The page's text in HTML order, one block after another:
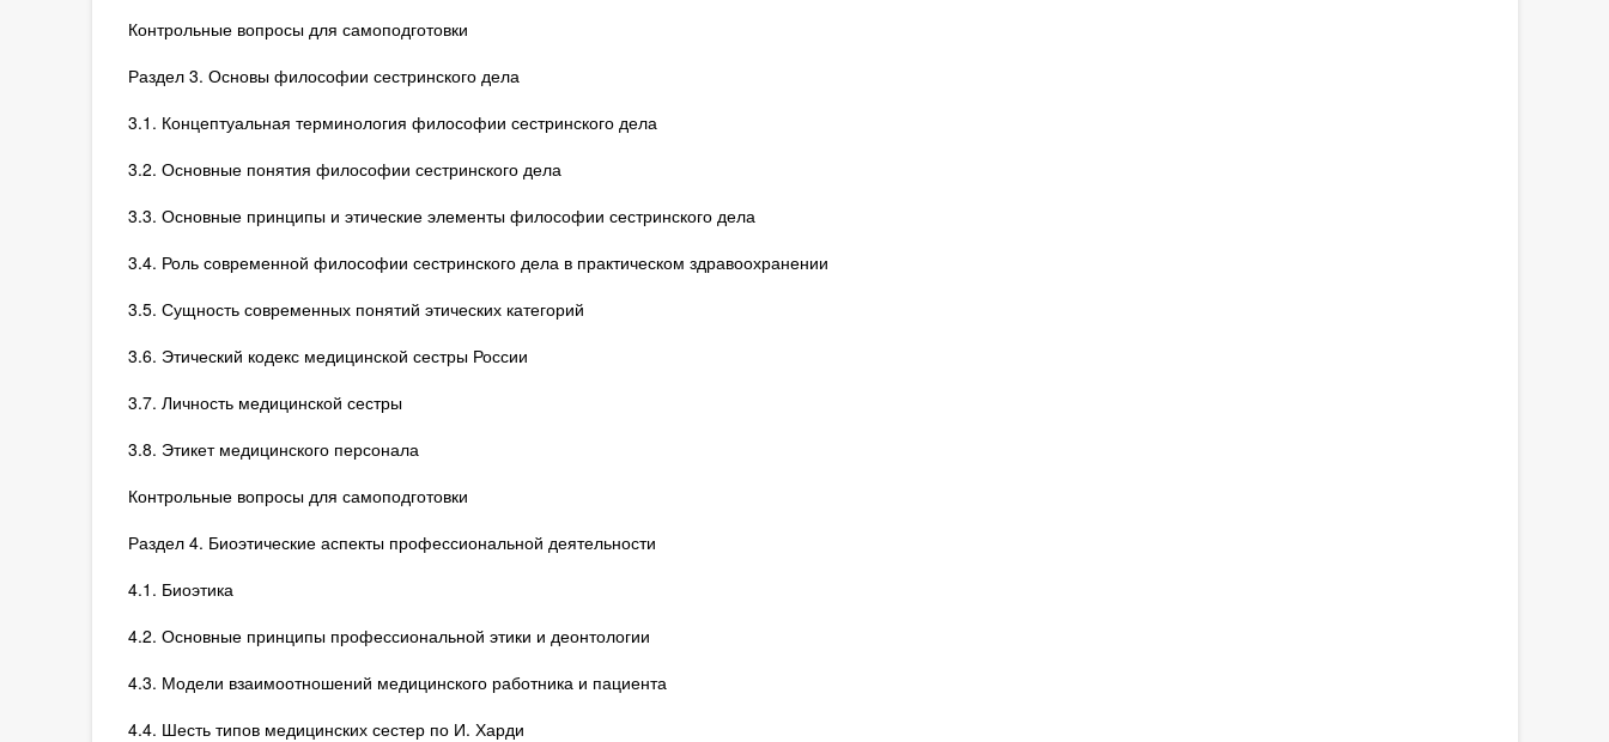
Контрольные вопросы для самоподготовки
Раздел 3. Основы философии сестринского дела
3.1. Концептуальная терминология философии сестринского дела
3.2. Основные понятия философии сестринского дела
3.3. Основные принципы и этические элементы философии сестринского дела
3.4. Роль современной философии сестринского дела в практическом здравоохранении
3.5. Сущность современных понятий этических категорий
3.6. Этический кодекс медицинской сестры России
3.7. Личность медицинской сестры
3.8. Этикет медицинского персонала
Контрольные вопросы для самоподготовки
Раздел 4. Биоэтические аспекты профессиональной деятельности
4.1. Биоэтика
4.2. Основные принципы профессиональной этики и деонтологии
4.3. Модели взаимоотношений медицинского работника и пациента
4.4. Шесть типов медицинских сестер по И. Харди